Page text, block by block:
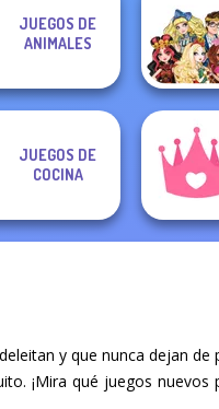
Protect My Dog 3 Apple
JUEGOS DE
ANIMALES
JUEGOS DE
COCINA
y que nunca dejan de
¡Mira qué juegos nuevos